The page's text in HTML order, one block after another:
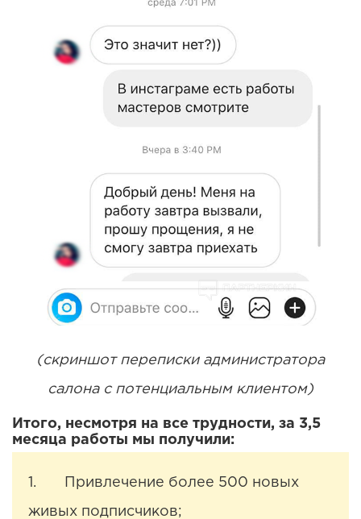
(скриншот переписки администратора
салона с потенциальным клиентом)
Итого, несмотря на все трудности, за 3,5
месяца работы мы получили:
1. Привлечение более 500 новых
живых подписчиков;